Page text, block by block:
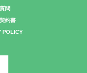
問
約書
POLICY